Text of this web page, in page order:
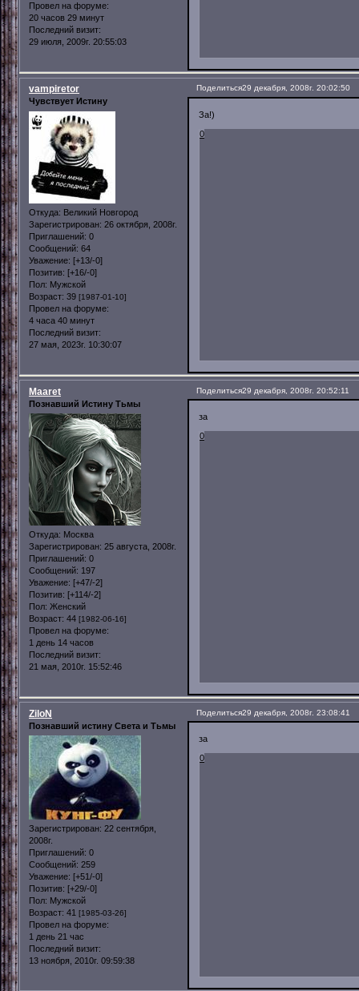
Провел на форуме:
20 часов 29 минут
Последний визит:
29 июля, 2009г. 20:55:03
Поделиться29 декабря, 2008г. 20:02:50
vampiretor
Чувствует Истину
Откуда: Великий Новгород
Зарегистрирован: 26 октября, 2008г.
Приглашений: 0
Сообщений: 64
Уважение: [+13/-0]
Позитив: [+16/-0]
Пол: Мужской
Возраст: 39 [1987-01-10]
Провел на форуме:
4 часа 40 минут
Последний визит:
27 мая, 2023г. 10:30:07
За!)
0
Поделиться29 декабря, 2008г. 20:52:11
Maaret
Познавший Истину Тьмы
Откуда: Москва
Зарегистрирован: 25 августа, 2008г.
Приглашений: 0
Сообщений: 197
Уважение: [+47/-2]
Позитив: [+114/-2]
Пол: Женский
Возраст: 44 [1982-06-16]
Провел на форуме:
1 день 14 часов
Последний визит:
21 мая, 2010г. 15:52:46
за
0
Поделиться29 декабря, 2008г. 23:08:41
ZiloN
Познавший истину Света и Тьмы
Зарегистрирован: 22 сентября,
2008г.
Приглашений: 0
Сообщений: 259
Уважение: [+51/-0]
Позитив: [+29/-0]
Пол: Мужской
Возраст: 41 [1985-03-26]
Провел на форуме:
1 день 21 час
Последний визит:
13 ноября, 2010г. 09:59:38
за
0